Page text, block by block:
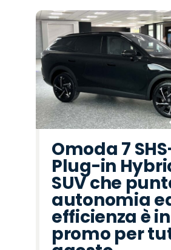
Omoda 7
Plug-in
SUV che
autonomia
efficienza è in
promo per